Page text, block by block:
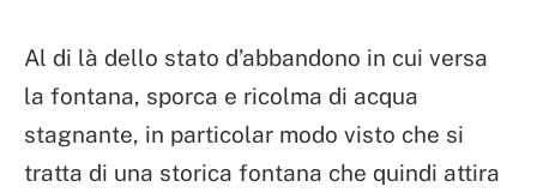
Al di là dello stato d’abbandono in cui versa
la fontana, sporca e ricolma di acqua
stagnante, in particolar modo visto che si
tratta di una storica fontana che quindi attira